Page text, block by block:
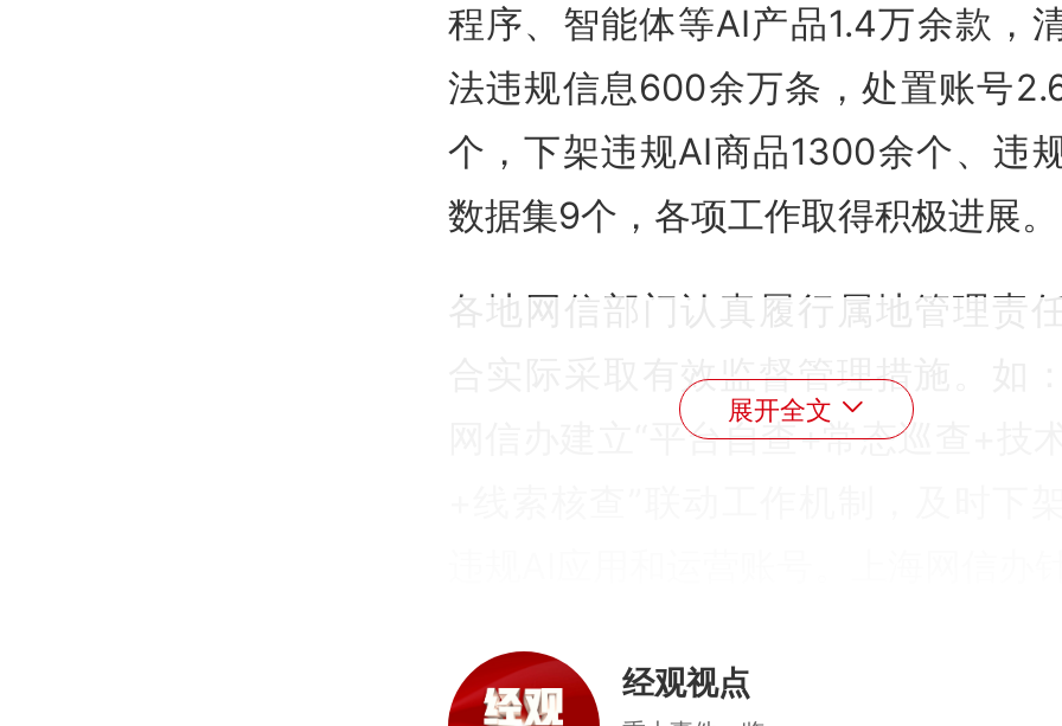
程序、智能体等AI产品1.4万余款，
法违规信息600余万条，处置账号
个，下架违规AI商品1300余个、违
数据集9个，各项工作取得积极进展。
各地网信部门认真履行属地管理责
合实际采取有效监督管理措施。如：
网信办建立“平台自查+常态巡查+技
机制、主动发布治理公告。浙江网信
展开全文
经观视点